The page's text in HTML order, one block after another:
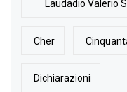
Laudadio Valerio
Cher
Dichiarazioni